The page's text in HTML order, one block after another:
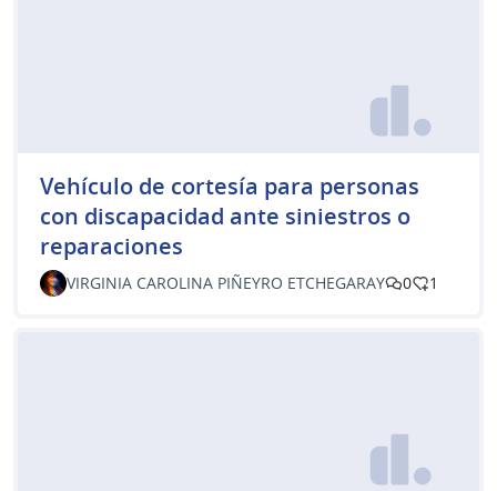
Vehículo de cortesía para personas
con discapacidad ante siniestros o
reparaciones
VIRGINIA CAROLINA PIÑEYRO ETCHEGARAY 0 1